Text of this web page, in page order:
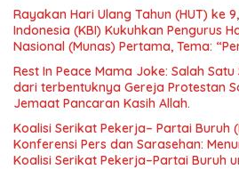
Rayakan Hari Ulang Tahun (HUT) ke
Indonesia (KBI) Kukuhkan Pengurus
Nasional (Munas) Pertama, Tema:
Pengembangan Organisasi KBI yang
Indonesia dan Mancanegara”.
Rest In Peace Mama Joke: Salah
dari terbentuknya Gereja Protestan
Jemaat Pancaran Kasih Allah.
Koalisi Serikat Pekerja– Partai Buruh
Konferensi Pers dan Sarasehan:
Koalisi Serikat Pekerja–Partai Buruh